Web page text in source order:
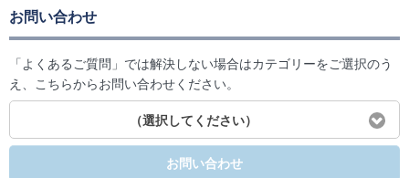
お問い合わせ
「よくあるご質問」では解決しない場合はカテゴリーをご選択のう
え、こちらからお問い合わせください。
（選択してください）
お問い合わせ